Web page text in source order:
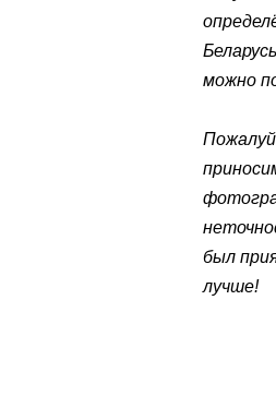
можно
был
лучше!